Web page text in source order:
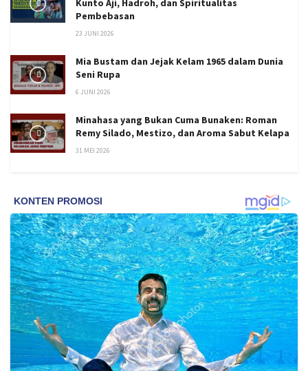
Kunto Aji, Hadroh, dan Spiritualitas
Pembebasan
23 JUNI 2026
Mia Bustam dan Jejak Kelam 1965 dalam Dunia
Seni Rupa
6 JUNI 2026
Minahasa yang Bukan Cuma Bunaken: Roman
Remy Silado, Mestizo, dan Aroma Sabut Kelapa
31 MEI 2026